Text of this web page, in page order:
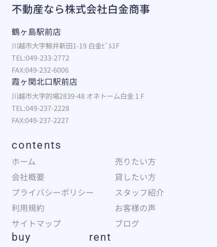
不動産なら株式会社白金商事
鶴ヶ島駅前店
川越市大字鯨井新田1-19 白金ﾋﾞﾙ1F
TEL:049-233-2772
FAX:049-232-6006
霞ヶ関北口駅前店
川越市大字的場2839-48 オネトーム白金１F
TEL:049-237-2228
FAX:049-237-2227
contents
ホーム
売りたい方
会社概要
貸したい方
プライバシーポリシー
スタッフ紹介
利用規約
お客様の声
サイトマップ
ブログ
buy rent